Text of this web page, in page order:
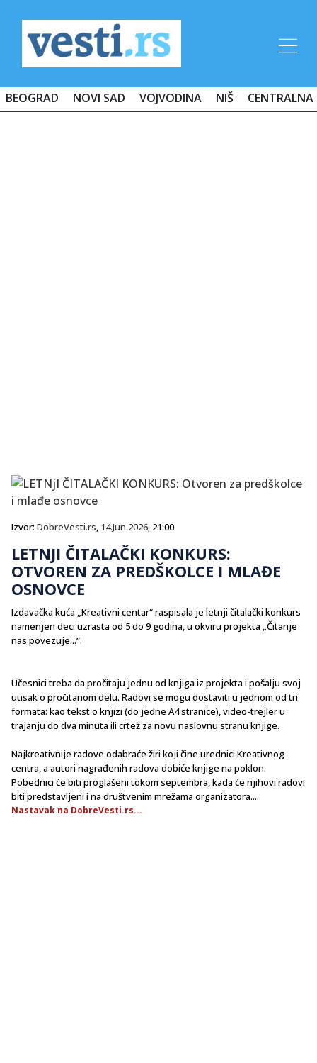
BEOGRAD NOVI SAD VOJVODINA NIŠ CENTRALNA
Izvor: DobreVesti.rs, 14.Jun.2026, 21:00
LETNJI ČITALAČKI KONKURS:
OTVOREN ZA PREDŠKOLCE I MLAĐE
OSNOVCE
Izdavačka kuća „Kreativni centar“ raspisala je letnji čitalački konkurs
namenjen deci uzrasta od 5 do 9 godina, u okviru projekta „Čitanje
nas povezuje...“.
Učesnici treba da pročitaju jednu od knjiga iz projekta i pošalju svoj
utisak o pročitanom delu. Radovi se mogu dostaviti u jednom od tri
formata: kao tekst o knjizi (do jedne A4 stranice), video-trejler u
trajanju do dva minuta ili crtež za novu naslovnu stranu knjige.
Najkreativnije radove odabraće žiri koji čine urednici Kreativnog
centra, a autori nagrađenih radova dobiće knjige na poklon.
Pobednici će biti proglašeni tokom septembra, kada će njihovi radovi
biti predstavljeni i na društvenim mrežama organizatora....
Nastavak na DobreVesti.rs...